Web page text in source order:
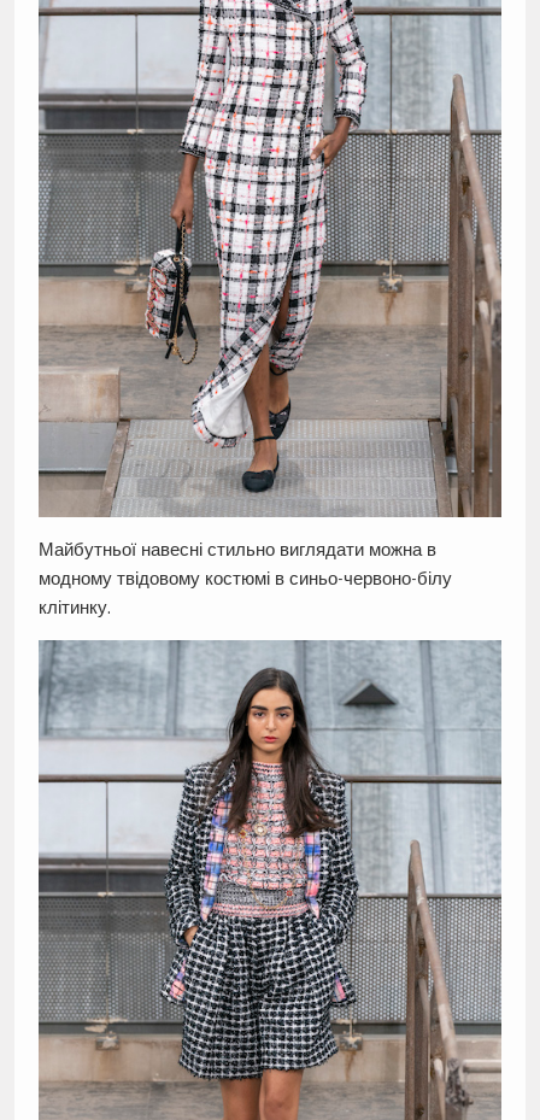
Майбутньої навесні стильно виглядати можна в
модному твідовому костюмі в синьо-червоно-білу
клітинку.